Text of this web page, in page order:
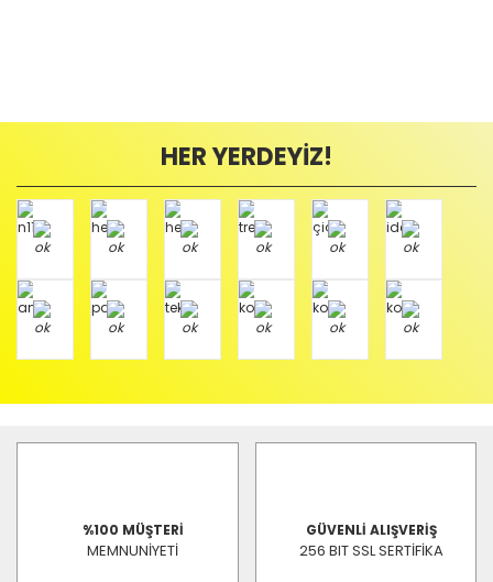
HER YERDEYİZ!
%100 MÜŞTERİ
MEMNUNİYETİ
GÜVENLİ ALIŞVERİŞ
256 BIT SSL SERTİFİKA